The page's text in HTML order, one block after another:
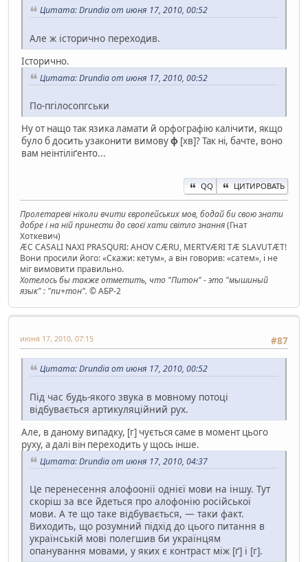
Цитата: Drundia от июня 17, 2010, 00:52
Але ж історично переходив.
Історично.
Цитата: Drundia от июня 17, 2010, 00:52
По-пгілосопгськи
Ну от нащо так язика ламати й орфографію калічити, якщо
було б досить узаконити вимовуф [хв]? Так ні, бачте, воно
вам неінтіліґенто...
QQ ЦИТИРОВАТЬ
Пролетареві ніколи вчити європейських мов, бодай би свою знати
добре і на ній принести до своєї хати світло знання(Гнат
Хоткевич)
ÆC CASALI NAXI PRASQURI: AHOV CÆRU, MERTVÆRI TÆ SLAVUTÆT!
Вони просили його: «Скажи: кетум», а він говорив: «сатем», і не
міг вимовити правильно.
Хотелось бы также отметить, что "Питон" - это "мышиный
язык" : "пи+тон". © АБР-2
#87
июня 17, 2010, 07:15
Цитата: Drundia от июня 17, 2010, 00:52
Під час будь-якого звука в мовному потоці
відбувається артикуляційний рух.
Але, в даному випадку, [г] чується саме в момент цього
руху, а далі він переходить у щось інше.
Цитата: Drundia от июня 17, 2010, 04:37
Це перенесення алофоонії однієї мови на іншу. Тут
скоріш за все йдеться про алофонію російської
мови. А те що таке відбувається, — таки факт.
Виходить, що розумний підхід до цього питання в
українській мові полегшив би українцям
опанування мовами, у яких є контраст між [ґ] і [г].